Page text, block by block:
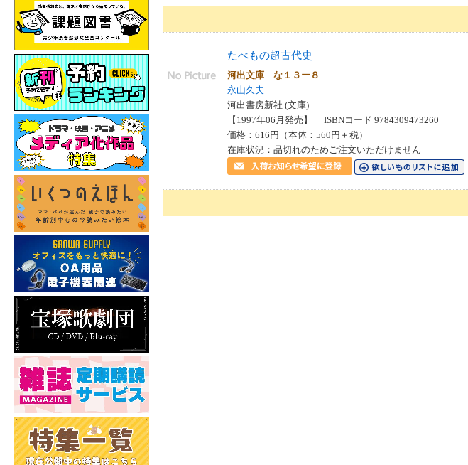
たべもの超古代史
河出文庫 な１３ー８
永山久夫
河出書房新社 (文庫)
【1997年06月発売】 ISBNコード 9784309473260
価格：616円（本体：560円＋税）
在庫状況：品切れのためご注文いただけません